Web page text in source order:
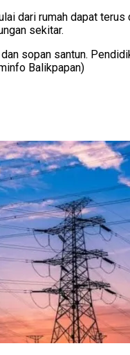
dari rumah dapat
sekitar.
sopan santun.
Balikpapan)